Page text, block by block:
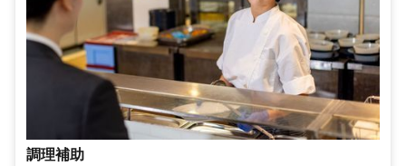
調理補助